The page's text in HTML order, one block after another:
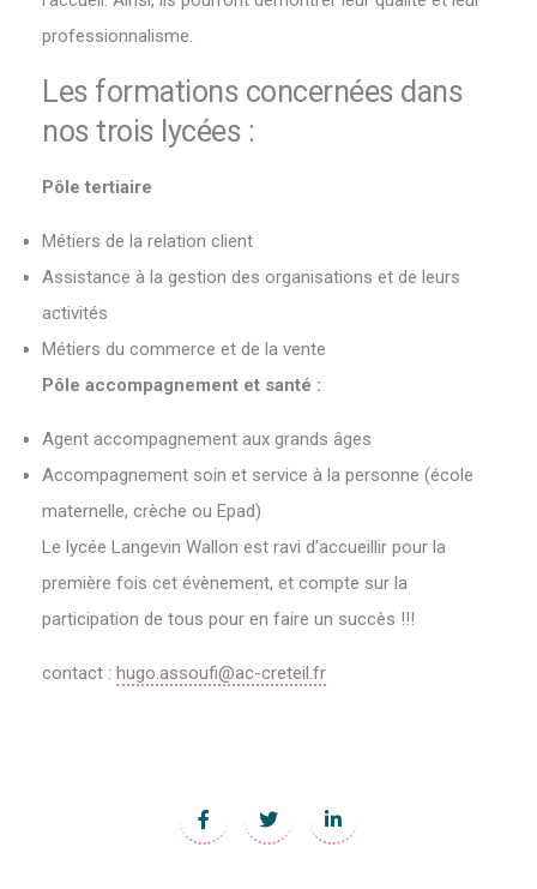
professionnalisme.
Les formations concernées dans
nos trois lycées :
Pôle tertiaire
Métiers de la relation client
Assistance à la gestion des organisations et de leurs
activités
Métiers du commerce et de la vente
Pôle accompagnement et santé :
Agent accompagnement aux grands âges
Accompagnement soin et service à la personne (école
maternelle, crèche ou Epad)
Le lycée Langevin Wallon est ravi d’accueillir pour la
première fois cet évènement, et compte sur la
participation de tous pour en faire un succès !!!
contact : hugo.assoufi@ac-creteil.fr